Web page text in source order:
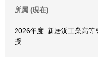
所属 (現在)
2026年度: 新居浜工業高
授